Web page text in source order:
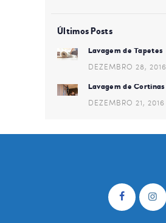
Últimos Posts
Lavagem de Tapetes
DEZEMBRO 28, 2016
Lavagem de Cortinas
DEZEMBRO 21, 2016